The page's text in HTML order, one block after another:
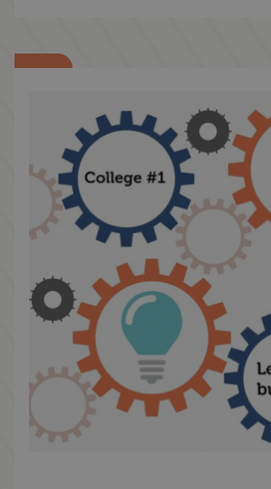
hoe zet je door? Luister naar een
voor Zeeuws-Vlaanderen.